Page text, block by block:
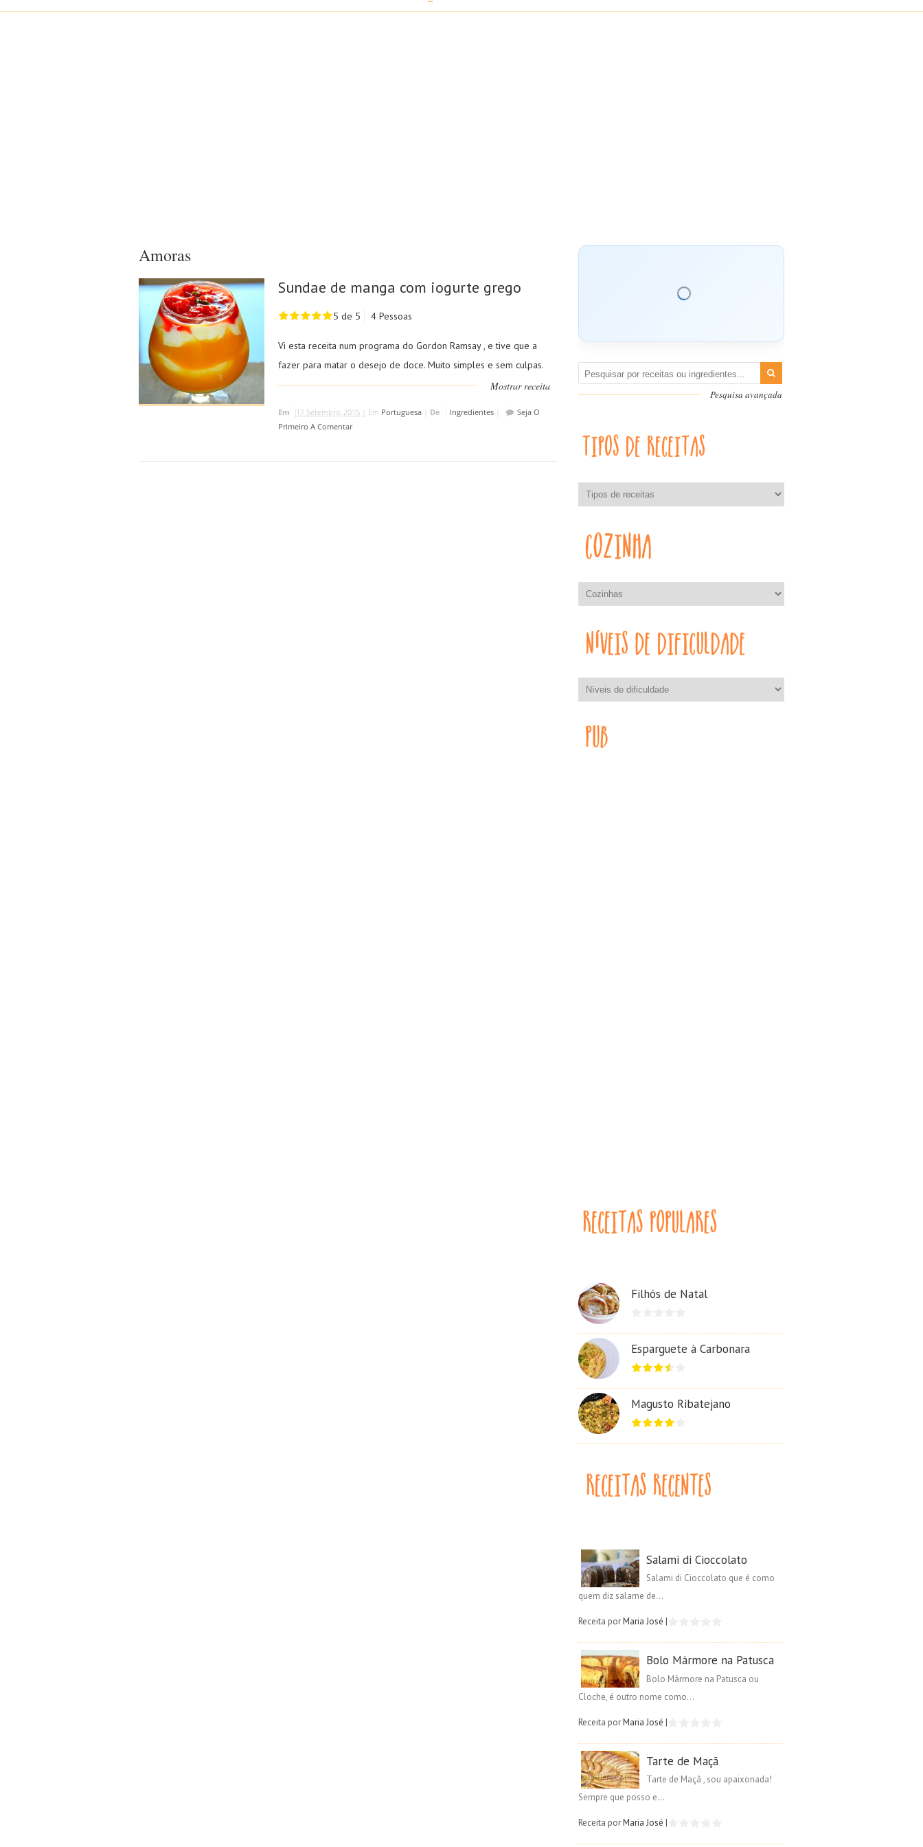
Amoras
Sundae de manga com iogurte grego
5 de 5 4 Pessoas
Vi esta receita num programa do Gordon Ramsay , e tive que a
fazer para matar o desejo de doce. Muito simples e sem culpas.
Mostrar receita
Em 17 Setembro, 2015 | Em Portuguesa| De Ingredientes|
Seja O
Primeiro A Comentar
Pesquisa avançada
Filhós de Natal
Esparguete à Carbonara
Magusto Ribatejano
Salami di Cioccolato
Salami di Cioccolato que é como
quem diz salame de...
Receita porMaria José |
Bolo Mármore na Patusca
Bolo Mármore na Patusca ou
Cloche, é outro nome como...
Receita porMaria José |
Tarte de Maçã
Tarte de Maçã , sou apaixonada!
Sempre que posso e...
Receita porMaria José |